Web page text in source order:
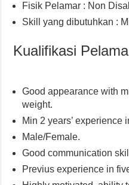
Fisik Pelamar : Non
Skill yang dibutuhkan :
Kualifikasi
Good appearance with
weight.
Min 2 years’ experience
Male/Female.
Good communication
Previus experience in